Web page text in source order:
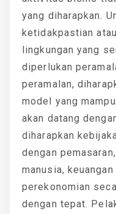
yang diharapkan.
ketidakpastian
lingkungan yang
diperlukan
peramalan,
model yang
akan datang
diharapkan
dengan
manusia,
perekonomian
dengan tepat.